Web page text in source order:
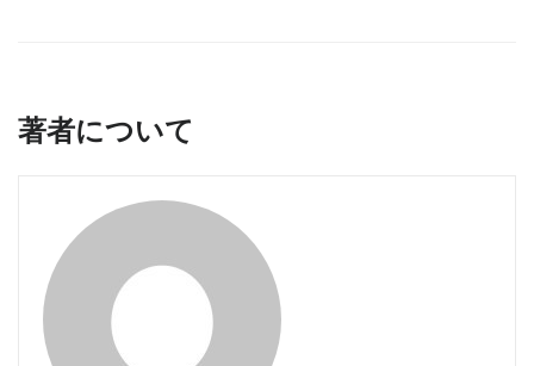
著者について